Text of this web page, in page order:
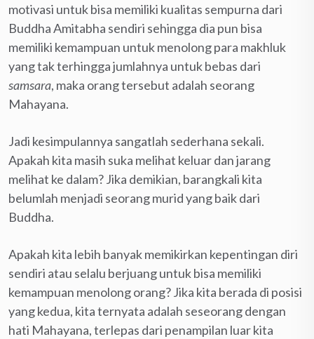
motivasi untuk bisa memiliki kualitas sempurna dari
Buddha Amitabha sendiri sehingga dia pun bisa
memiliki kemampuan untuk menolong para makhluk
yang tak terhingga jumlahnya untuk bebas dari
samsara, maka orang tersebut adalah seorang
Mahayana.
Jadi kesimpulannya sangatlah sederhana sekali.
Apakah kita masih suka melihat keluar dan jarang
melihat ke dalam? Jika demikian, barangkali kita
belumlah menjadi seorang murid yang baik dari
Buddha.
Apakah kita lebih banyak memikirkan kepentingan diri
sendiri atau selalu berjuang untuk bisa memiliki
kemampuan menolong orang? Jika kita berada di posisi
yang kedua, kita ternyata adalah seseorang dengan
hati Mahayana, terlepas dari penampilan luar kita